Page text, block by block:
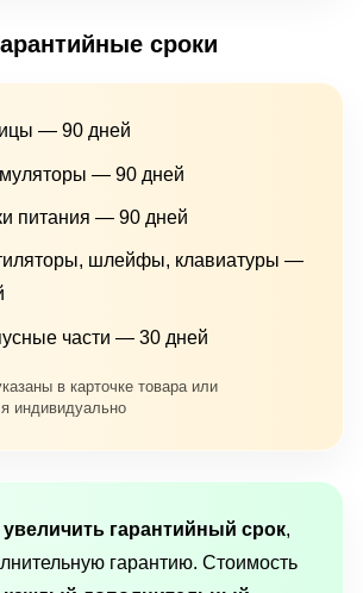
сроки
— 90 дней
— 90 дней
питания — 90 дней
шлейфы, клавиатуры —
части — 30 дней
в карточке товара или
индивидуально
увеличить гарантийный срок,
гарантию. Стоимость